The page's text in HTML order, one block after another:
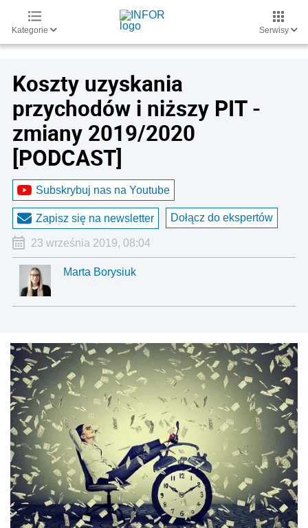
Kategorie Serwisy
Koszty uzyskania
przychodów i niższy PIT -
zmiany 2019/2020
[PODCAST]
Subskrybuj nas na Youtube
Zapisz się na newsletter Dołącz do ekspertów
23 września 2019, 08:04
Marta Borysiuk